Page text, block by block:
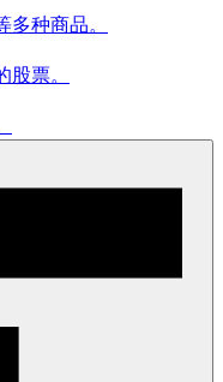
多种商品。
股票。